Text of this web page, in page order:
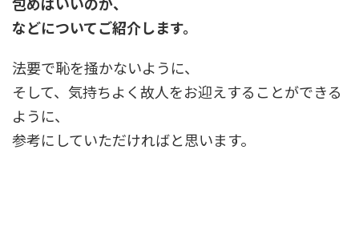
などについてご紹介します。
法要で恥を掻かないように、
そして、気持ちよく故人をお迎えすることができる
ように、
参考にしていただければと思います。